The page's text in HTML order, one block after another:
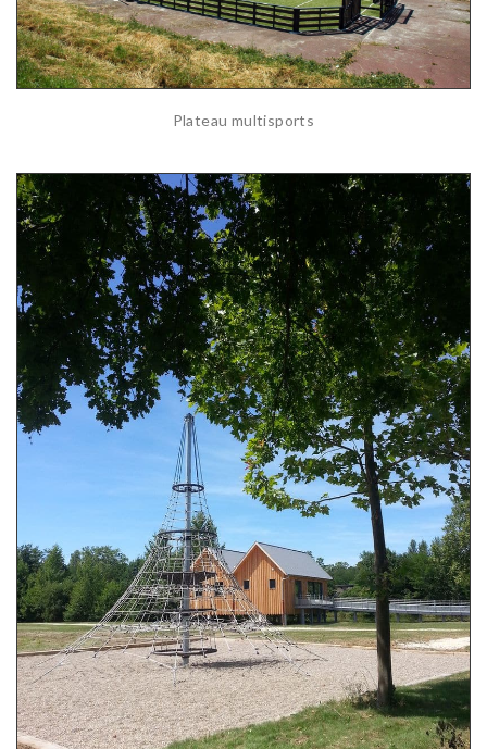
Plateau multisports